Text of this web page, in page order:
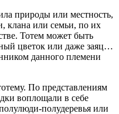
природы или местность,
клана или семьи, по их
Тотем может быть
цветок или даже заяц…
данного племени
По представлениям
воплощали в себе
полудеревья или